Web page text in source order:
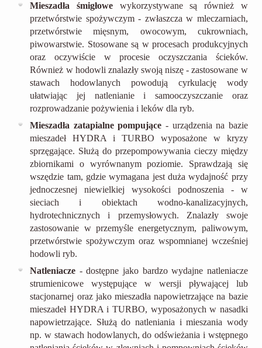
Mieszadła śmigłowe wykorzystywane są również w
przetwórstwie spożywczym - zwłaszcza w mleczarniach,
przetwórstwie mięsnym, owocowym, cukrowniach,
piwowarstwie. Stosowane są w procesach produkcyjnych
oraz oczywiście w procesie oczyszczania ścieków.
Również w hodowli znalazły swoją niszę - zastosowane w
stawach hodowlanych powodują cyrkulację wody
ułatwiając jej natlenianie i samooczyszczanie oraz
rozprowadzanie pożywienia i leków dla ryb.
Mieszadła zatapialne pompujące - urządzenia na bazie
mieszadeł HYDRA i TURBO wyposażone w kryzy
sprzęgające. Służą do przepompowywania cieczy między
zbiornikami o wyrównanym poziomie. Sprawdzają się
wszędzie tam, gdzie wymagana jest duża wydajność przy
jednoczesnej niewielkiej wysokości podnoszenia - w
sieciach i obiektach wodno-kanalizacyjnych,
hydrotechnicznych i przemysłowych. Znalazły swoje
zastosowanie w przemyśle energetycznym, paliwowym,
przetwórstwie spożywczym oraz wspomnianej wcześniej
hodowli ryb.
Natleniacze - dostępne jako bardzo wydajne natleniacze
strumienicowe występujące w wersji pływającej lub
stacjonarnej oraz jako mieszadła napowietrzające na bazie
mieszadeł HYDRA i TURBO, wyposażonych w nasadki
napowietrzające. Służą do natleniania i mieszania wody
np. w stawach hodowlanych, do odświeżania i wstępnego